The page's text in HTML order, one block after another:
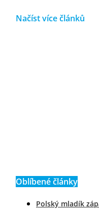
Načíst více článků
Oblíbené články
Polský mladík